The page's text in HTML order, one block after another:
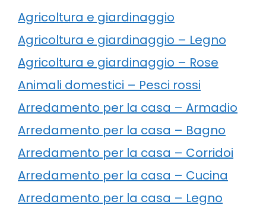
Agricoltura e giardinaggio
Agricoltura e giardinaggio – Legno
Agricoltura e giardinaggio – Rose
Animali domestici – Pesci rossi
Arredamento per la casa – Armadio
Arredamento per la casa – Bagno
Arredamento per la casa – Corridoi
Arredamento per la casa – Cucina
Arredamento per la casa – Legno